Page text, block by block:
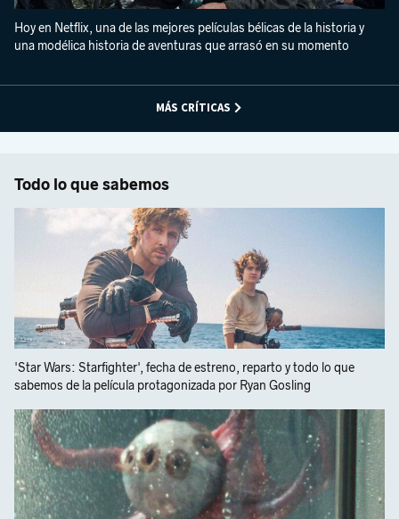
Hoy en Netflix, una de las mejores películas bélicas de la historia y
una modélica historia de aventuras que arrasó en su momento
MÁS CRÍTICAS
Todo lo que sabemos
'Star Wars: Starfighter', fecha de estreno, reparto y todo lo que
sabemos de la película protagonizada por Ryan Gosling